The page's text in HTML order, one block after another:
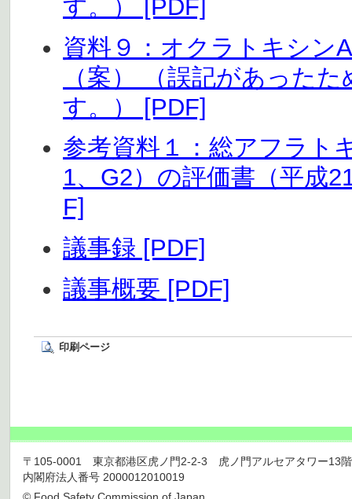
す。） [PDF]
資料９：オクラトキシン
（案） （誤記があった
す。） [PDF]
参考資料１：総アフラト
1、G2）の評価書（平成
F]
議事録 [PDF]
議事概要 [PDF]
印刷ページ
〒105-0001 東京都港区虎ノ門2-2-3 虎ノ門アルセアタワー13
内閣府法人番号 2000012010019
© Food Safety Commission of Japan